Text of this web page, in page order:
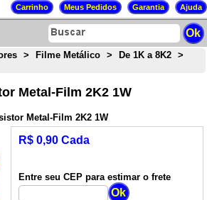
> Filme Metálico > De 1K a 8K2
>
Metal-Film 2K2 1W
Metal-Film 2K2 1W
R$ 0,90 Cada
Entre seu CEP para estimar o frete